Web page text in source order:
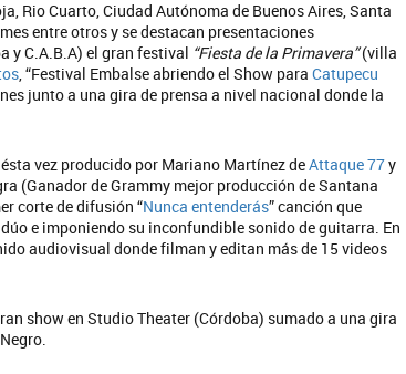
Rio Cuarto, Ciudad Autónoma de Buenos Aires, Santa
entre otros y se destacan presentaciones
y C.A.B.A) el gran festival “Fiesta de la Primavera”(villa
, “Festival Embalse abriendo el Show para Catupecu
junto a una gira de prensa a nivel nacional donde la
ésta vez producido por Mariano Martínez deAttaque 77y
(Ganador de Grammy mejor producción de Santana
corte de difusión “Nunca entenderás” canción que
e imponiendo su inconfundible sonido de guitarra. En
audiovisual donde filman y editan más de 15 videos
show en Studio Theater (Córdoba) sumado a una gira